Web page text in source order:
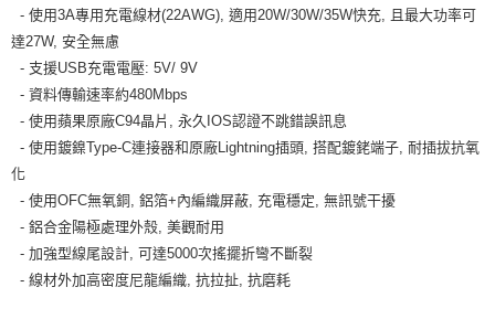
- 使用3A專用充電線材(22AWG), 適用20W/30W/35W快充, 且最大功率可
達27W, 安全無慮
- 支援USB充電電壓: 5V/ 9V
- 資料傳輸速率約480Mbps
- 使用蘋果原廠C94晶片, 永久IOS認證不跳錯誤訊息
- 使用鍍鎳Type-C連接器和原廠Lightning插頭, 搭配鍍銠端子, 耐插拔抗氧
化
- 使用OFC無氧銅, 鋁箔+內編織屏蔽, 充電穩定, 無訊號干擾
- 鋁合金陽極處理外殼, 美觀耐用
- 加強型線尾設計, 可達5000次搖擺折彎不斷裂
- 線材外加高密度尼龍編織, 抗拉扯, 抗磨耗